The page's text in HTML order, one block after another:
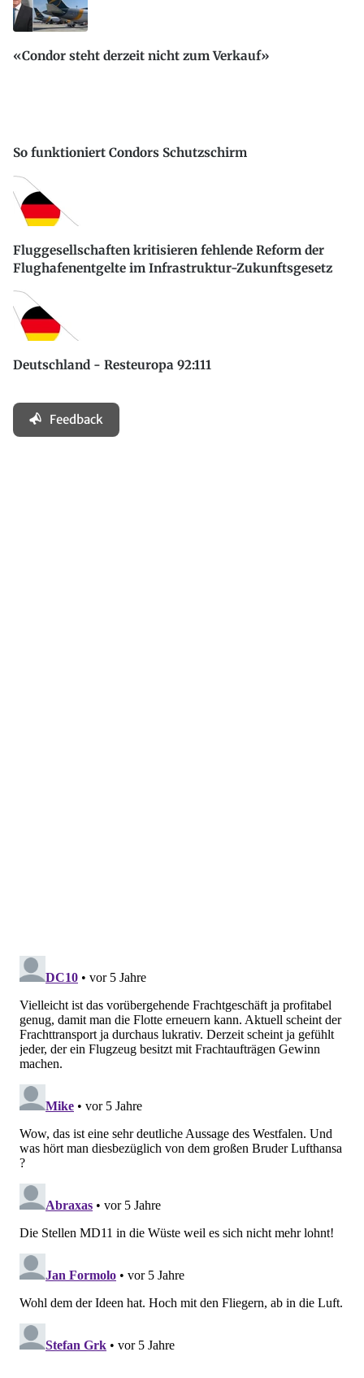
«Condor steht derzeit nicht zum Verkauf»
So funktioniert Condors Schutzschirm
Fluggesellschaften kritisieren fehlende Reform der
Flughafenentgelte im Infrastruktur-Zukunftsgesetz
Deutschland - Resteuropa 92:111
Feedback